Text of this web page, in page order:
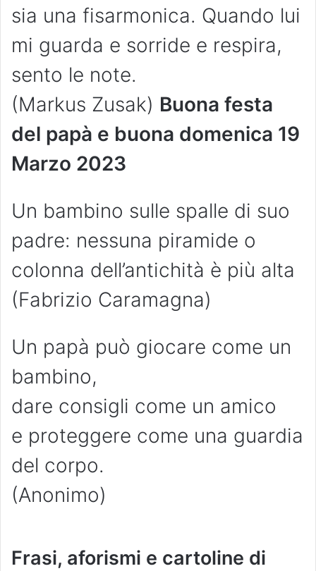
sia una fisarmonica. Quando lui
mi guarda e sorride e respira,
sento le note.
(Markus Zusak) Buona festa
del papà e buona domenica 19
Marzo 2023
Un bambino sulle spalle di suo
padre: nessuna piramide o
colonna dell’antichità è più alta
(Fabrizio Caramagna)
Un papà può giocare come un
bambino,
dare consigli come un amico
e proteggere come una guardia
del corpo.
(Anonimo)
Frasi, aforismi e cartoline di